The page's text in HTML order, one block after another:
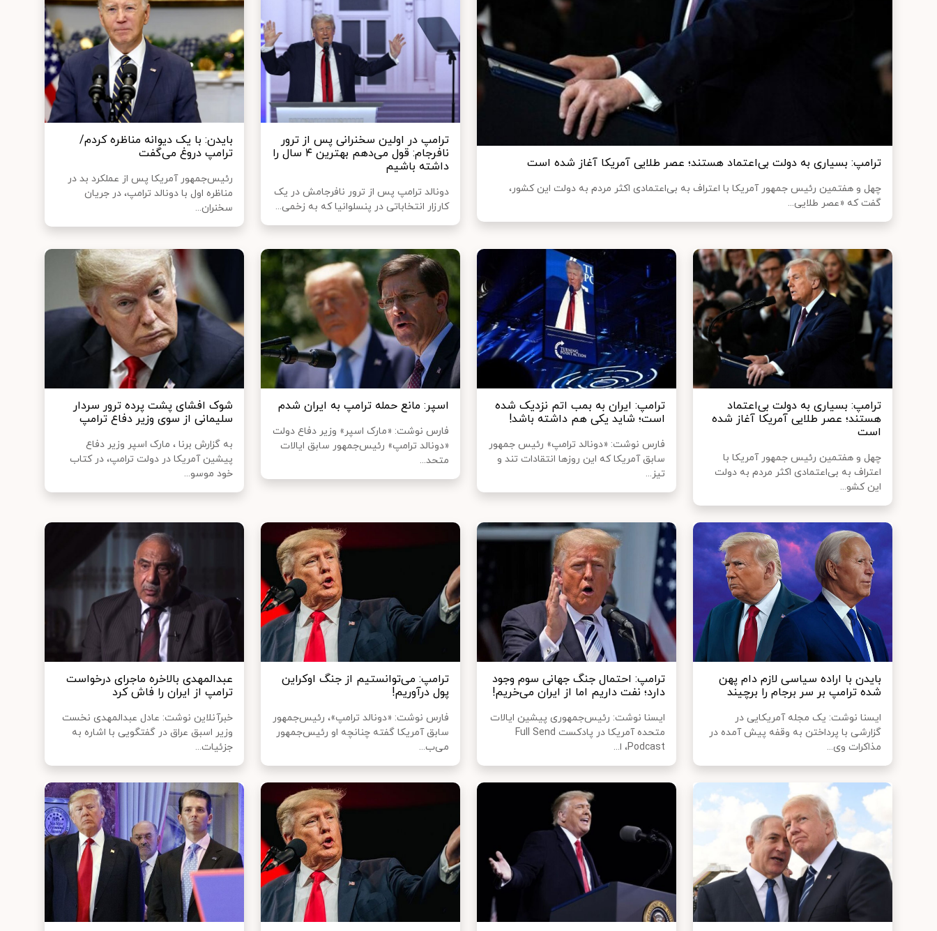
ترامپ: بسیاری به دولت بی‌اعتماد هستند؛ عصر طلایی آمریکا آغاز شده است
چهل و هفتمین رئیس جمهور آمریکا با اعتراف به بی‌اعتمادی اکثر مردم به دولت این کشور،
گفت که «عصر طلایی...
ترامپ در اولین سخنرانی پس از ترور
نافرجام: قول می‌دهم بهترین ۴ سال را
داشته باشیم
دونالد ترامپ پس از ترور نافرجامش در یک
کارزار انتخاباتی در پنسلوانیا که به زخمی...
بایدن: با یک دیوانه مناظره کردم/
ترامپ دروغ می‌گفت
رئیس‌جمهور آمریکا پس از عملکرد بد در
مناظره اول با دونالد ترامپ، در جریان
سخنران...
ترامپ: بسیاری به دولت بی‌اعتماد
هستند؛ عصر طلایی آمریکا آغاز شده
است
چهل و هفتمین رئیس جمهور آمریکا با
اعتراف به بی‌اعتمادی اکثر مردم به دولت
این کشو...
ترامپ: ایران به بمب اتم نزدیک شده
است؛ شاید یکی هم داشته باشد!
فارس نوشت: «دونالد ترامپ» رئیس جمهور
سابق آمریکا که این روزها انتقادات تند و
تیز...
اسپر: مانع حمله ترامپ به ایران شدم
فارس نوشت: «مارک اسپر» وزیر دفاع دولت
«دونالد ترامپ» رئیس‌جمهور سابق ایالات
متحد...
شوک افشای پشت پرده ترور سردار
سلیمانی از سوی وزیر دفاع ترامپ
به گزارش برنا ، مارک اسپر وزیر دفاع
پیشین آمریکا در دولت ترامپ، در کتاب
خود موسو...
بایدن با اراده سیاسی لازم دام پهن
شده ترامپ بر سر برجام را برچیند
ایسنا نوشت: یک مجله آمریکایی در
گزارشی با پرداختن به وقفه پیش آمده در
مذاکرات وی...
ترامپ: احتمال جنگ جهانی سوم وجود
دارد؛ نفت داریم اما از ایران می‌خریم!
ایسنا نوشت: رئیس‌جمهوری پیشین ایالات
متحده آمریکا در پادکست Full Send
Podcast، ا...
ترامپ: می‌توانستیم از جنگ اوکراین
پول درآوریم!
فارس نوشت: «دونالد ترامپ»، رئیس‌جمهور
سابق آمریکا گفته چنانچه او رئیس‌جمهور
می‌ب...
عبدالمهدی بالاخره ماجرای درخواست
ترامپ از ایران را فاش کرد
خبرآنلاین نوشت: عادل عبدالمهدی نخست
وزیر اسبق عراق در گفتگویی با اشاره به
جزئیات...